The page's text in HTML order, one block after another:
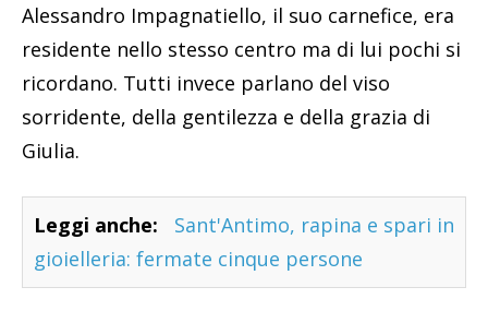
Alessandro Impagnatiello, il suo carnefice, era
residente nello stesso centro ma di lui pochi si
ricordano. Tutti invece parlano del viso
sorridente, della gentilezza e della grazia di
Giulia.
Leggi anche:
Sant'Antimo, rapina e spari in
gioielleria: fermate cinque persone